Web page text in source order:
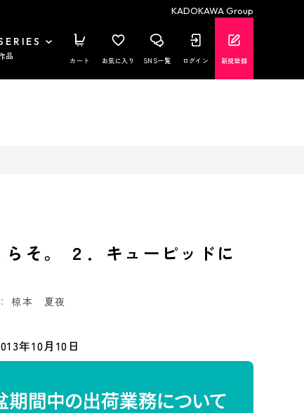
KADOKAWA Group
品 カート お気に入り SNS一覧 ログイン 新規登録
そ。 ２．キューピッドに
椋本 夏夜
年10月10日